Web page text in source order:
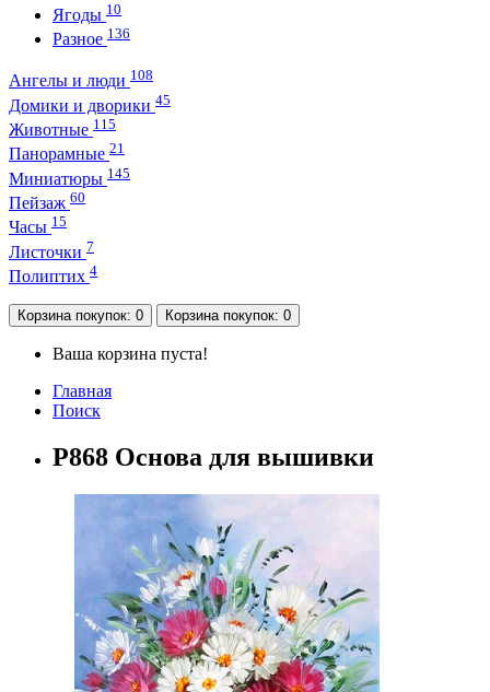
Ягоды 10
Разное 136
Ангелы и люди 108
Домики и дворики 45
Животные 115
Панорамные 21
Миниатюры 145
Пейзаж 60
Часы 15
Листочки 7
Полиптих 4
Корзинапокупок: 0 Корзинапокупок: 0
Ваша корзина пуста!
Главная
Поиск
P868 Основа для вышивки